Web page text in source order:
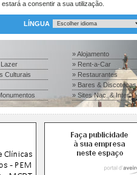
estará a consentir a sua utilização.
LÍNGUA
Culturais
» Alojamento
» Rent-a-Car
» Restaurantes
» Bares & Discotecas
» Sites Nac. & Inter.